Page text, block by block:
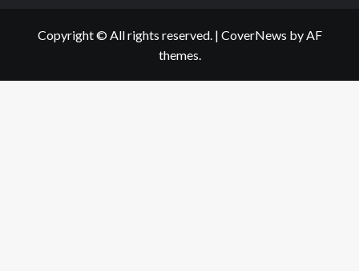
Copyright © All rights reserved. | CoverNews by AF
themes.